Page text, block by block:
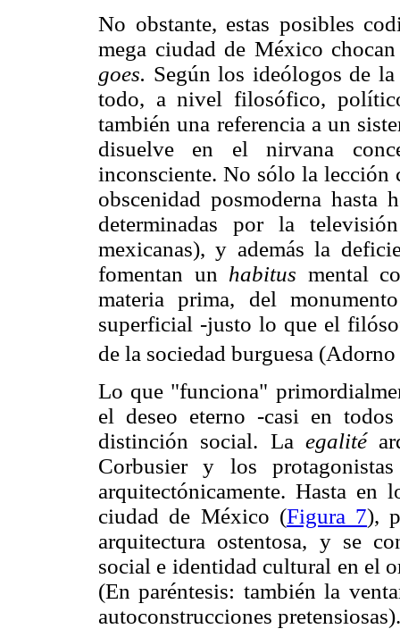
No obstante, estas posibles
mega ciudad de México
goes. Según los ideólogos de
todo, a nivel filosófico,
también una referencia a un
disuelve en el nirvana
inconsciente. No sólo la lección
obscenidad posmoderna hasta
determinadas por la
mexicanas), y además la
fomentan un habitus mental
materia prima, del
superficial -justo lo que el
de la sociedad burguesa
Lo que "funciona"
el deseo eterno -casi en
distinción social. La egalité
Corbusier y los
arquitectónicamente. Hasta en
ciudad de México (Figura 7),
arquitectura ostentosa, y se
social e identidad cultural en el
(En paréntesis: también la
autoconstrucciones pretensiosas).